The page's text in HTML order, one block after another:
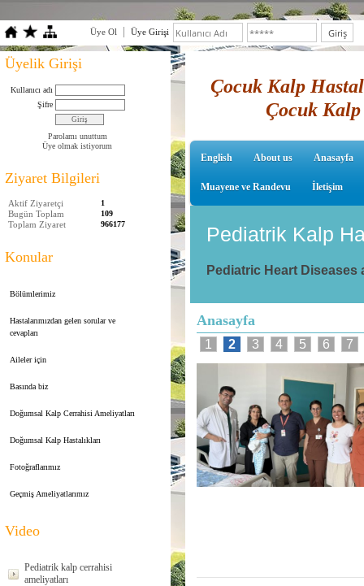
Üye Ol Üye Girişi
Üyelik Girişi
Kullanıcı adı
Şifre
Parolamı unuttum
Üye olmak istiyorum
Ziyaret Bilgileri
Aktif Ziyaretçi 1
Bugün Toplam 109
Toplam Ziyaret 966177
Konular
Bölümlerimiz
Hastalarımızdan gelen sorular ve
cevapları
Aileler için
Basında biz
Doğumsal Kalp Cerrahisi Ameliyatları
Doğumsal Kalp Hastalıkları
Fotoğraflarımız
Geçmiş Ameliyatlarımız
Video
Pediatrik kalp cerrahisi
ameliyatları
Çocuk Kalp
Çocuk
English About us Anasayfa
Muayene ve Randevu İletişim
Pediatrik Kalp
Pediatric Heart
Anasayfa
1 2 3 4 5 6 7